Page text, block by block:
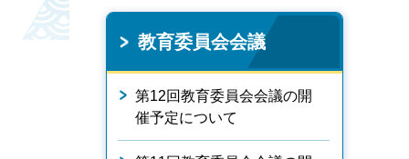
教育委員会会議
第12回教育委員会会議の開
催予定について